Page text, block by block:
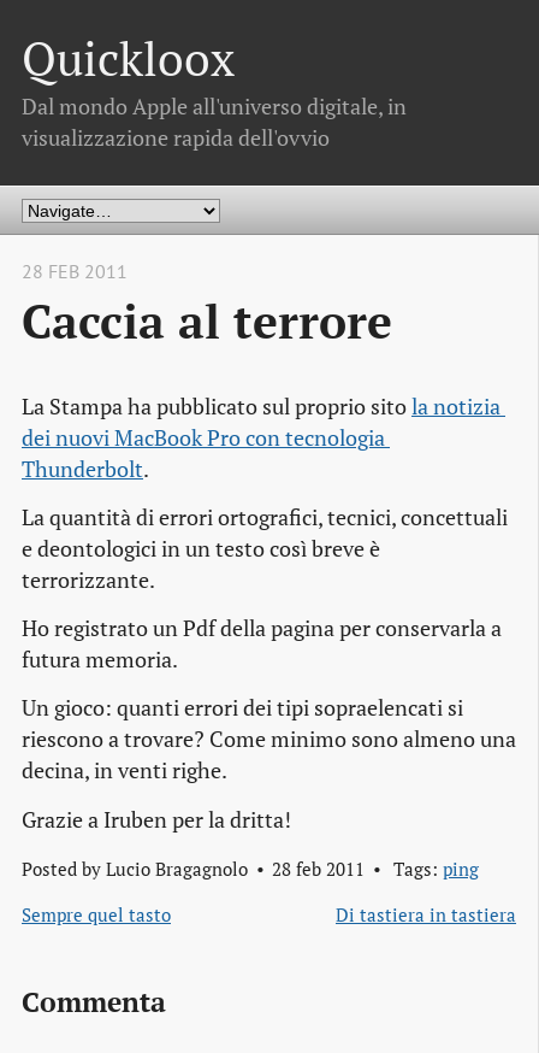
Quickloox
Dal mondo Apple all'universo digitale, in
visualizzazione rapida dell'ovvio
28 FEB 2011
Caccia al terrore
La Stampa ha pubblicato sul proprio sitola notizia
dei nuovi MacBook Pro con tecnologia
Thunderbolt.
La quantità di errori ortografici, tecnici, concettuali
e deontologici in un testo così breve è
terrorizzante.
Ho registrato un Pdf della pagina per conservarla a
futura memoria.
Un gioco: quanti errori dei tipi sopraelencati si
riescono a trovare? Come minimo sono almeno una
decina, in venti righe.
Grazie a Iruben per la dritta!
Posted by Lucio Bragagnolo 28 feb 2011 Tags: ping
Sempre quel tasto
Di tastiera in tastiera
Commenta